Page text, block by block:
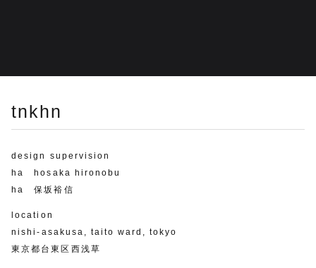
tnkhn
design supervision
ha hosaka hironobu
ha 保坂裕信
location
nishi-asakusa, taito ward, tokyo
東京都台東区西浅草